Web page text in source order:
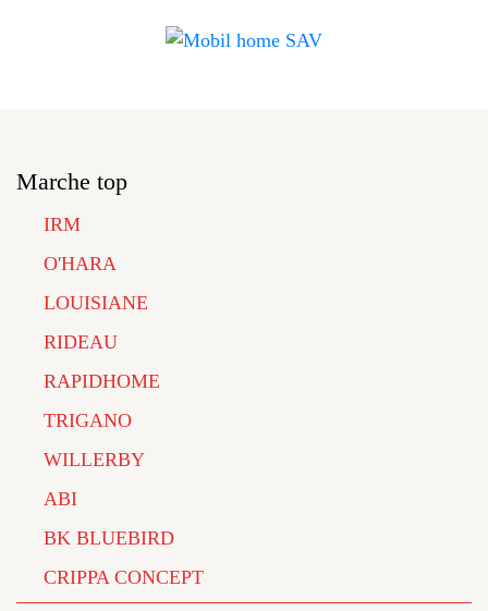
Marche top
IRM
O'HARA
LOUISIANE
RIDEAU
RAPIDHOME
TRIGANO
WILLERBY
ABI
BK BLUEBIRD
CRIPPA CONCEPT